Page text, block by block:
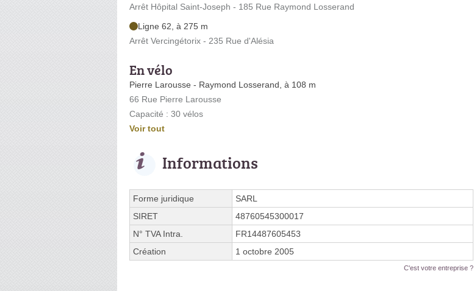
Arrêt Hôpital Saint-Joseph - 185 Rue Raymond Losserand
Ligne 62, à 275 m
Arrêt Vercingétorix - 235 Rue d'Alésia
En vélo
Pierre Larousse - Raymond Losserand, à 108 m
66 Rue Pierre Larousse
Capacité : 30 vélos
Voir tout
Informations
Forme juridique
SARL
SIRET
48760545300017
N° TVA Intra.
FR14487605453
Création
1 octobre 2005
C'est votre entreprise ?